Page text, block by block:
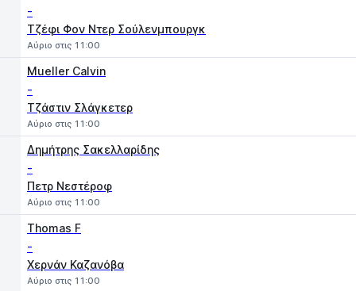
-
Τζέφι Φον Ντερ Σούλενμπουργκ
Αύριο στις 11:00
Mueller Calvin
-
Τζάστιν Σλάγκετερ
Αύριο στις 11:00
Δημήτρης Σακελλαρίδης
-
Πετρ Νεστέροφ
Αύριο στις 11:00
Thomas F
-
Χερνάν Καζανόβα
Αύριο στις 11:00